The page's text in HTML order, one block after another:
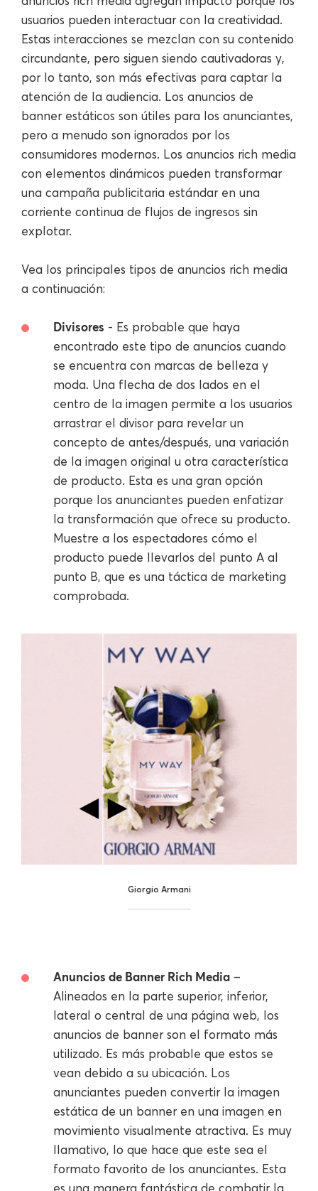
usuarios pueden interactuar con la creatividad.
Estas interacciones se mezclan con su contenido
circundante, pero siguen siendo cautivadoras y,
por lo tanto, son más efectivas para captar la
atención de la audiencia. Los anuncios de
banner estáticos son útiles para los anunciantes,
pero a menudo son ignorados por los
consumidores modernos. Los anuncios rich media
con elementos dinámicos pueden transformar
una campaña publicitaria estándar en una
corriente continua de flujos de ingresos sin
explotar.
Vea los principales tipos de anuncios rich media
a continuación:
Divisores - Es probable que haya
encontrado este tipo de anuncios cuando
se encuentra con marcas de belleza y
moda. Una flecha de dos lados en el
centro de la imagen permite a los usuarios
arrastrar el divisor para revelar un
concepto de antes/después, una variación
de la imagen original u otra característica
de producto. Esta es una gran opción
porque los anunciantes pueden enfatizar
la transformación que ofrece su producto.
Muestre a los espectadores cómo el
producto puede llevarlos del punto A al
punto B, que es una táctica de marketing
comprobada.
Giorgio Armani
Anuncios de Banner Rich Media –
Alineados en la parte superior, inferior,
lateral o central de una página web, los
anuncios de banner son el formato más
utilizado. Es más probable que estos se
vean debido a su ubicación. Los
anunciantes pueden convertir la imagen
estática de un banner en una imagen en
movimiento visualmente atractiva. Es muy
llamativo, lo que hace que este sea el
formato favorito de los anunciantes. Esta
es una manera fantástica de combatir la